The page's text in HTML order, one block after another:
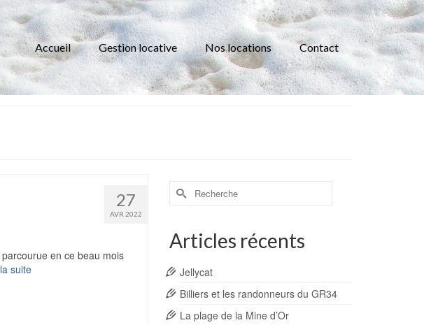
Accueil Gestion locative Nos locations Contact
27
AVR 2022
en ce beau mois
suite
Rechercher :
Articles récents
Jellycat
Billiers et les randonneurs du GR34
La plage de la Mine d’Or